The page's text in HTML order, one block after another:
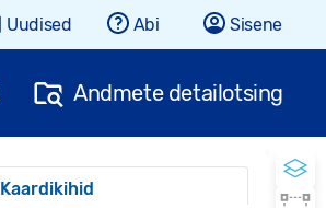
Uudised Abi Sisene
Andmete detailotsing
Kaardikihid